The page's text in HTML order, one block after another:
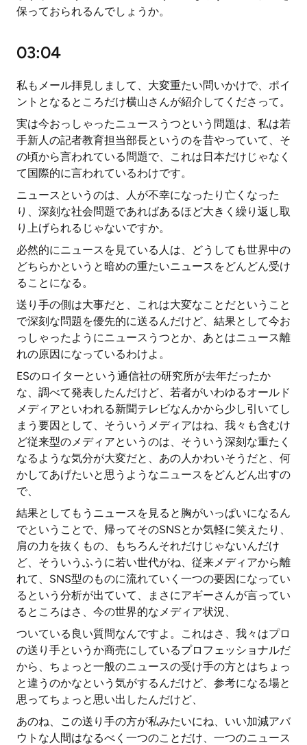
保っておられるんでしょうか。
03:04
私もメール拝見しまして、大変重たい問いかけで、ポイ
ントとなるところだけ横山さんが紹介してくださって。
実は今おっしゃったニュースうつという問題は、私は若
手新人の記者教育担当部長というのを昔やっていて、そ
の頃から言われている問題で、これは日本だけじゃなく
て国際的に言われているわけです。
ニュースというのは、人が不幸になったり亡くなった
り、深刻な社会問題であればあるほど大きく繰り返し取
り上げられるじゃないですか。
必然的にニュースを見ている人は、どうしても世界中の
どちらかというと暗めの重たいニュースをどんどん受け
ることになる。
送り手の側は大事だと、これは大変なことだということ
で深刻な問題を優先的に送るんだけど、結果として今お
っしゃったようにニュースうつとか、あとはニュース離
れの原因になっているわけよ。
ESのロイターという通信社の研究所が去年だったか
な、調べて発表したんだけど、若者がいわゆるオールド
メディアといわれる新聞テレビなんかから少し引いてし
まう要因として、そういうメディアはね、我々も含むけ
ど従来型のメディアというのは、そういう深刻な重たく
なるような気分が大変だと、あの人かわいそうだと、何
かしてあげたいと思うようなニュースをどんどん出すの
で、
結果としてもうニュースを見ると胸がいっぱいになるん
でということで、帰ってそのSNSとか気軽に笑えたり、
肩の力を抜くもの、もちろんそれだけじゃないんだけ
ど、そういうふうに若い世代がね、従来メディアから離
れて、SNS型のものに流れていく一つの要因になってい
るという分析が出ていて、まさにアギーさんが言ってい
るところはさ、今の世界的なメディア状況、
ついている良い質問なんですよ。これはさ、我々はプロ
の送り手というか商売にしているプロフェッショナルだ
から、ちょっと一般のニュースの受け手の方とはちょっ
と違うのかなという気がするんだけど、参考になる場と
思ってちょっと思い出したんだけど、
あのね、この送り手の方が私みたいにね、いい加減アバ
ウトな人間はなるべく一つのことだけ、一つのニュース